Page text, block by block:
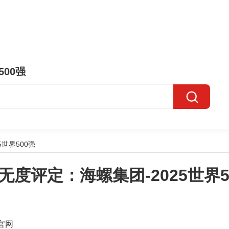
强
界500强
度评定：海螺集团-2025世界
网